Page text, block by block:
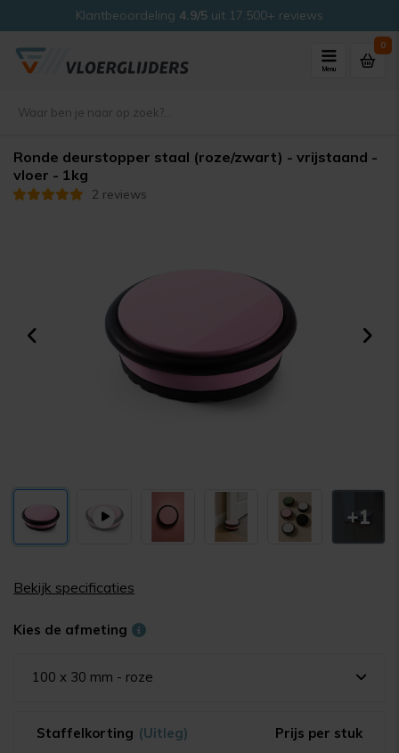
Klantbeoordeling 4.9/5 uit 17.500+ reviews
Menu
0
Ronde deurstopper staal (roze/zwart) - vrijstaand -
vloer - 1kg
2 reviews
+1
Bekijk specificaties
Kies de afmeting
100 x 30 mm - roze
Staffelkorting (Uitleg) Prijs per stuk